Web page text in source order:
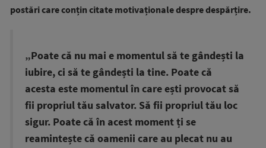
postări care conțin citate motivaționale despre despărțire.
„Poate că nu mai e momentul să te gândești la
iubire, ci să te gândești la tine. Poate că
acesta este momentul în care ești provocat să
fii propriul tău salvator. Să fii propriul tău loc
sigur. Poate că în acest moment ți se
reamintește că oamenii care au plecat nu au